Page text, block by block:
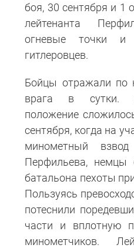
боя, 30 сентября и 1
лейтенанта
огневые точки
гитлеровцев.
Бойцы отражали по
врага в сутки.
положение
сентября, когда на
минометный
Перфильева, немцы
батальона пехоты
Пользуясь
потеснили
части и вплотную
минометчиков.